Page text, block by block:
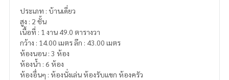
ประเภท : บ้านเดี่ยว
สูง : 2 ชั้น
เนื้อที่ : 1 งาน 49.0 ตารางวา
กว้าง : 14.00 เมตร ลึก : 43.00 เมตร
ห้องนอน : 3 ห้อง
ห้องน้ำ : 6 ห้อง
ห้องอื่นๆ : ห้องนั่งเล่น ห้องรับแขก ห้องครัว